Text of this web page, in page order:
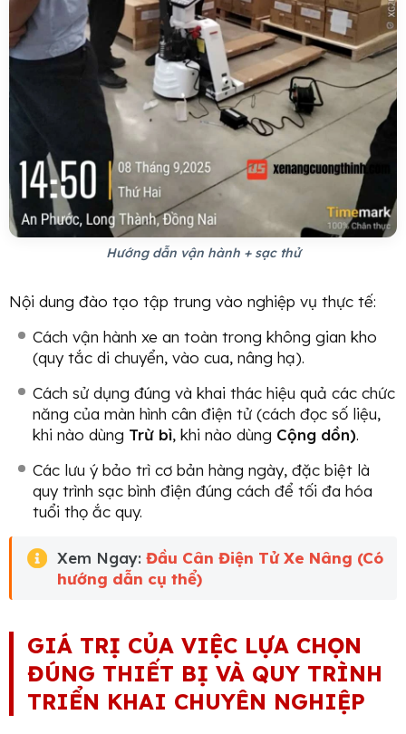
Hướng dẫn vận hành + sạc thử
Nội dung đào tạo tập trung vào nghiệp vụ thực tế:
Cách vận hành xe an toàn trong không gian kho
(quy tắc di chuyển, vào cua, nâng hạ).
Cách sử dụng đúng và khai thác hiệu quả các chức
năng của màn hình cân điện tử (cách đọc số liệu,
khi nào dùng Trừ bì, khi nào dùng Cộng dồn).
Các lưu ý bảo trì cơ bản hàng ngày, đặc biệt là
quy trình sạc bình điện đúng cách để tối đa hóa
tuổi thọ ắc quy.
Xem Ngay: Đầu Cân Điện Tử Xe Nâng (Có
hướng dẫn cụ thể)
GIÁ TRỊ CỦA VIỆC LỰA CHỌN
ĐÚNG THIẾT BỊ VÀ QUY TRÌNH
TRIỂN KHAI CHUYÊN NGHIỆP